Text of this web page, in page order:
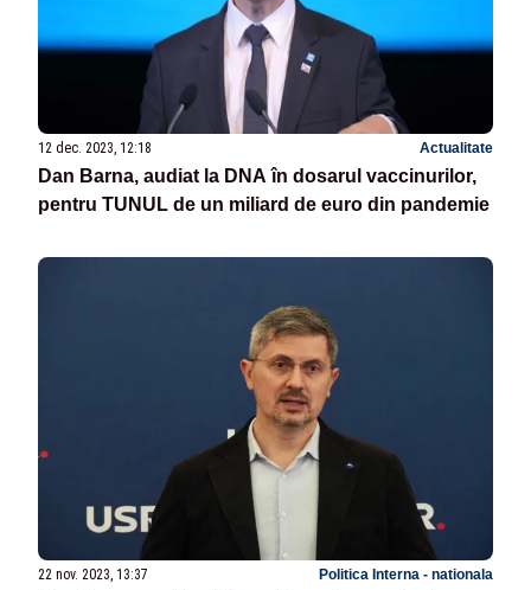
12 dec. 2023, 12:18 Actualitate
Dan Barna, audiat la DNA în dosarul vaccinurilor,
pentru TUNUL de un miliard de euro din pandemie
22 nov. 2023, 13:37 Politica Interna - nationala